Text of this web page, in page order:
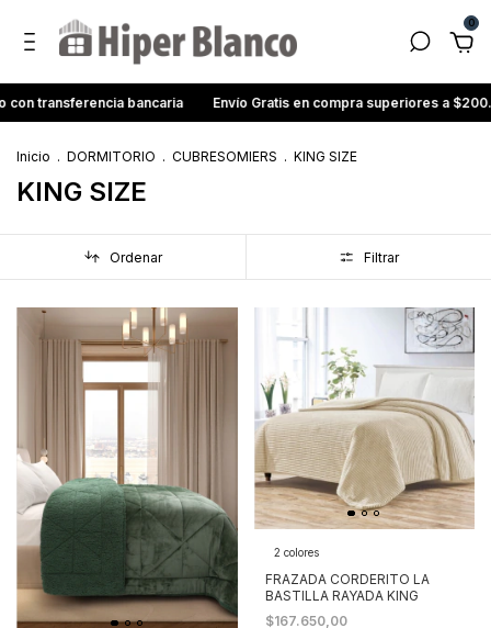
0
bancaria Envío Gratis en compra superiores a $200.000
Inicio . DORMITORIO . CUBRESOMIERS . KING SIZE
KING SIZE
Ordenar Filtrar
2 colores
FRAZADA CORDERITO LA
BASTILLA RAYADA KING
$167.650,00